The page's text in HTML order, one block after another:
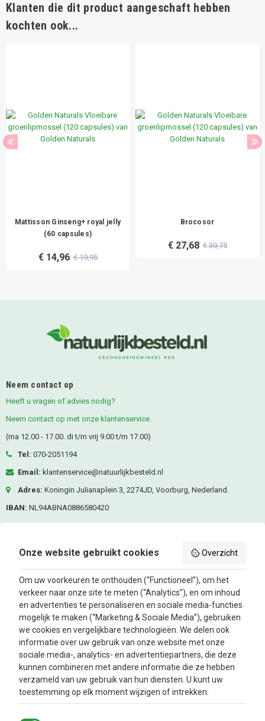
Klanten die dit product aangeschaft hebben
kochten ook...
Mattisson Ginseng+ royal jelly
(60 capsules)
€ 14,96 € 19,95
Brocosor
€ 27,68 € 30,75
Neem contact op
Heeft u vragen of advies nodig?
Neem contact op met onze klantenservice.
(ma 12.00 - 17.00. di t/m vrij 9.00 t/m 17.00)
Tel: 070-2051194
Email: klantenservice@natuurlijkbesteld.nl
Adres: Koningin Julianaplein 3, 2274JD, Voorburg, Nederland.
IBAN: NL94ABNA0886580420
KVK-nummer:80476287
Volg ons
FacebookInstagram
Nieuwsbrief
Oké
Info Klantenservice
Onze website gebruikt cookies Overzicht
Om uw voorkeuren te onthouden (“Functioneel”), om het
verkeer naar onze site te meten (“Analytics”), en om inhoud
en advertenties te personaliseren en sociale media-functies
mogelijk te maken (“Marketing & Sociale Media”), gebruiken
we cookies en vergelijkbare technologieën. We delen ook
informatie over uw gebruik van onze website met onze
sociale media-, analytics- en advertentiepartners, die deze
kunnen combineren met andere informatie die ze hebben
verzameld van uw gebruik van hun diensten. U kunt uw
toestemming op elk moment wijzigen of intrekken.